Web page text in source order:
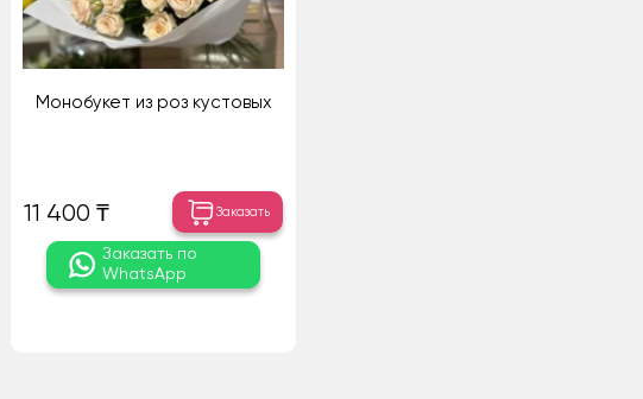
Монобукет из роз кустовых
11 400 ₸ Заказать
Заказать по
WhatsApp